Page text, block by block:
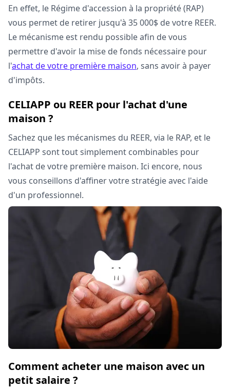
En effet, le Régime d'accession à la propriété (RAP)
vous permet de retirer jusqu'à 35 000$ de votre REER.
Le mécanisme est rendu possible afin de vous
permettre d'avoir la mise de fonds nécessaire pour
l'achat de votre première maison, sans avoir à payer
d'impôts.
CELIAPP ou REER pour l'achat d'une
maison ?
Sachez que les mécanismes du REER, via le RAP, et le
CELIAPP sont tout simplement combinables pour
l'achat de votre première maison. Ici encore, nous
vous conseillons d'affiner votre stratégie avec l'aide
d'un professionnel.
Comment acheter une maison avec un
petit salaire ?